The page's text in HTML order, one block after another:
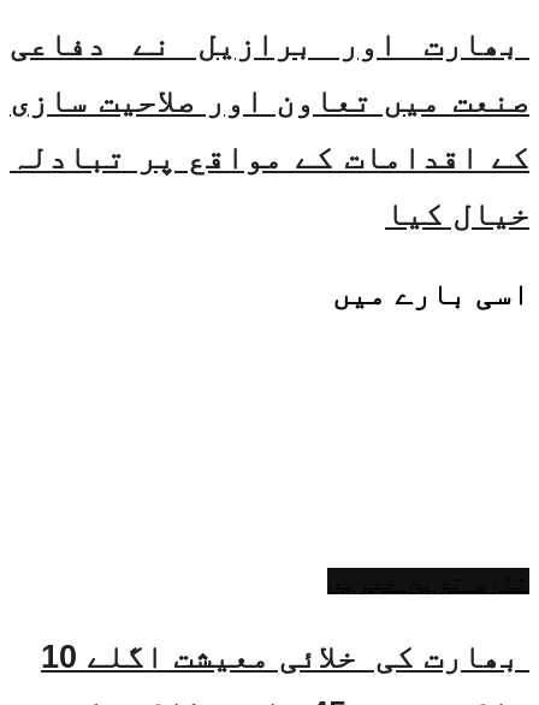
بھارت اور برازیل نے دفاعی
صنعت میں تعاون اور صلاحیت سازی
کے اقدامات کے مواقع پر تبادلہ
خیال کیا
اسی بارے میں
بھارت کی خلائی معیشت اگلے 10